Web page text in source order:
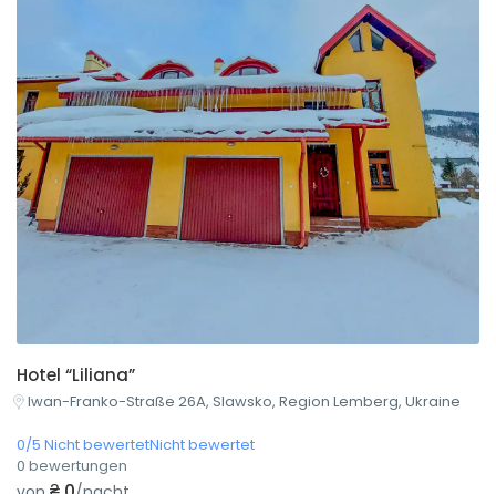
Hotel “Liliana”
Iwan-Franko-Straße 26A, Slawsko, Region Lemberg, Ukraine
0/5 Nicht bewertetNicht bewertet
0 bewertungen